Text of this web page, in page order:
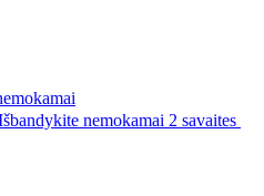
nemokamai 2 savaites